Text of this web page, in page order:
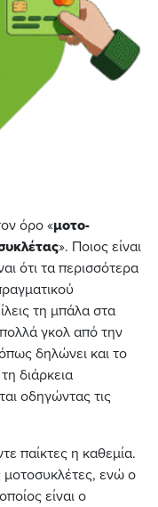
όρο «μοτο-
». Ποιος είναι
ότι τα περισσότερα
τη μπάλα στα
γκολ από την
δηλώνει και το
διάρκεια
οδηγώντας τις
παίκτες η καθεμία.
μοτοσυκλέτες, ενώ ο
είναι ο